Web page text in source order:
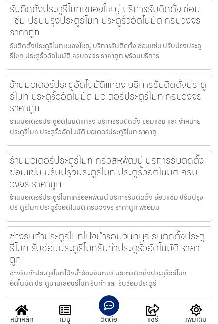
รับติดตั้งประตูรีโมทหนองใหญ่ บริการรับติดตั้ง ซ่อม
แซ่ม ปรับปรุงประตูรีโมท ประตูรั้วอัตโนมัติ ครบวงจร
ราคาถูก
รับติดตั้งประตูรีโมทหนองใหญ่ บริการรับติดตั้ง ซ่อมแซ่ม ปรับปรุงประตู
รีโมท ประตูรั้วอัตโนมัติ ครบวงจร ราคาถูก พร้อมบริการ
ร้านมอเตอร์ประตูอัตโนมัติแกลง บริการรับติดตั้งประตู
รีโมท ประตูรั้วอัตโนมัติ มอเตอร์ประตูรีโมท ครบวงจร
ราคาถูก
ร้านมอเตอร์ประตูอัตโนมัติแกลง บริการรับติดตั้ง ซ่อมแซม และ จำหน่าย
ประตูรีโมท ประตูรั้วอัตโนมัติ มอเตอร์ประตูรีโมท ราคาถู
ร้านมอเตอร์ประตูรีโมทเครือสหพัฒน์ บริการรับติดตั้ง
ซ่อมแซ่ม ปรับปรุงประตูรีโมท ประตูรั้วอัตโนมัติ ครบ
วงจร ราคาถูก
ร้านมอเตอร์ประตูรีโมทเครือสหพัฒน์ บริการรับติดตั้ง ซ่อมแซ่ม ปรับปรุง
ประตูรีโมท ประตูรั้วอัตโนมัติ ครบวงจร ราคาถูก พร้อมบ
ช่างรับทำประตูรีโมทโป่งน้ำร้อนจันทบุรี รับติดตั้งประตู
รีโมท รับซ่อมประตูรีโมทรับทำประตูรั้วอัตโนมัติ ราคา
ถูก
ช่างรับทำประตูรีโมทโป่งน้ำร้อนจันทบุรี บริการติดตั้งประตูรั้วรีโมท
อัตโนมัติ ประตูบานเลื่อนรีโมท รับทำ และ รับซ่อมประตูรี
รับติดตั้งประตูรั้วรีโมทอัตโนมัติภาษีเจริญ บริการติด
หน้าหลัก เมนู ติดต่อ แชร์ เพิ่มเติม